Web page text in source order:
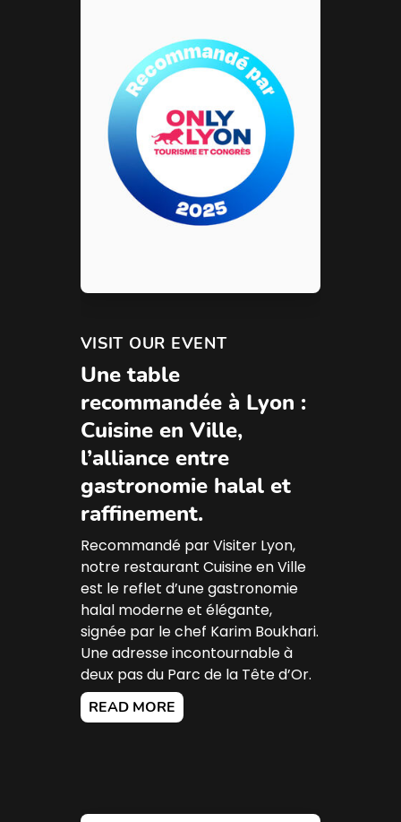
VISIT OUR EVENT
Une table
recommandée à Lyon :
Cuisine en Ville,
l’alliance entre
gastronomie halal et
raffinement.
Recommandé par Visiter Lyon,
notre restaurant Cuisine en Ville
est le reflet d’une gastronomie
halal moderne et élégante,
signée par le chef Karim Boukhari.
Une adresse incontournable à
deux pas du Parc de la Tête d’Or.
READ MORE